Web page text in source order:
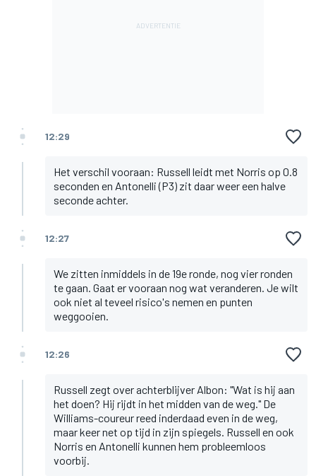
12:29
Het verschil vooraan: Russell leidt met Norris op 0.8
seconden en Antonelli (P3) zit daar weer een halve
seconde achter.
12:27
We zitten inmiddels in de 19e ronde, nog vier ronden
te gaan. Gaat er vooraan nog wat veranderen. Je wilt
ook niet al teveel risico's nemen en punten
weggooien.
12:26
Russell zegt over achterblijver Albon: "Wat is hij aan
het doen? Hij rijdt in het midden van de weg." De
Williams-coureur reed inderdaad even in de weg,
maar keer net op tijd in zijn spiegels. Russell en ook
Norris en Antonelli kunnen hem probleemloos
voorbij.